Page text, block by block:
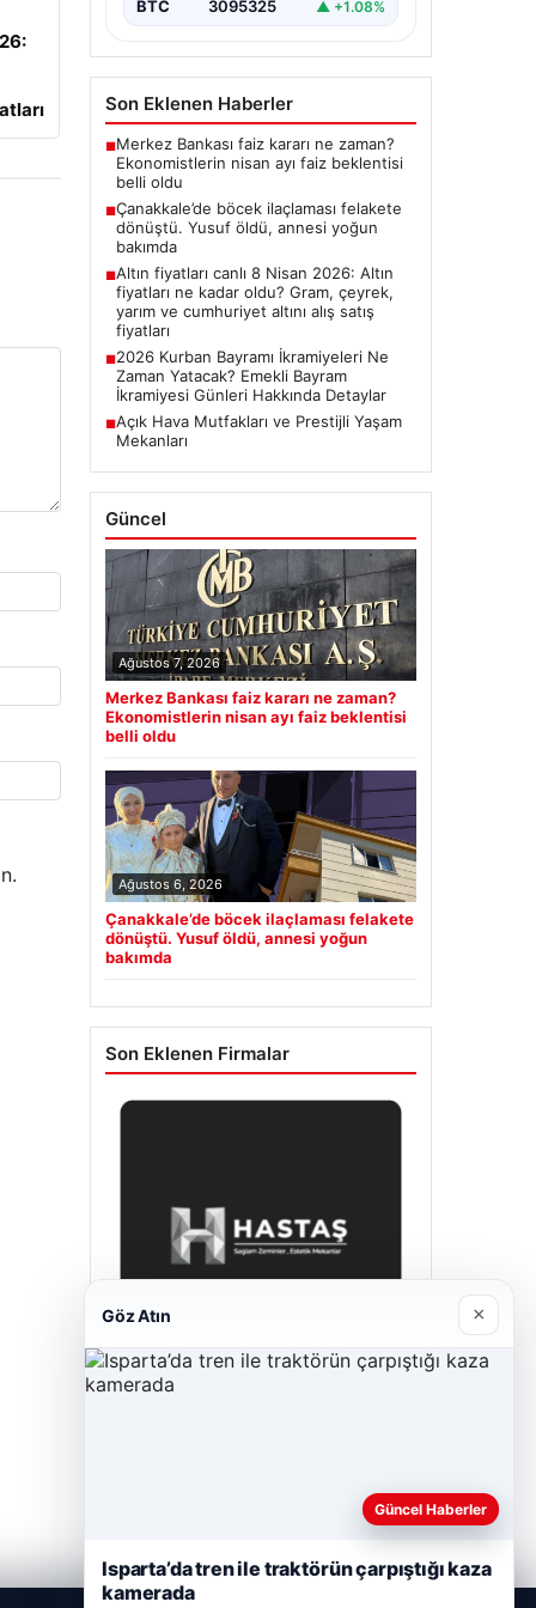
BTC 3095325 ▲ +1.08%
Son Eklenen Haberler
■Merkez Bankası faiz kararı ne zaman?
Ekonomistlerin nisan ayı faiz beklentisi
belli oldu
■Çanakkale’de böcek ilaçlaması felakete
dönüştü. Yusuf öldü, annesi yoğun
bakımda
■Altın fiyatları canlı 8 Nisan 2026: Altın
fiyatları ne kadar oldu? Gram, çeyrek,
yarım ve cumhuriyet altını alış satış
fiyatları
■2026 Kurban Bayramı İkramiyeleri Ne
Zaman Yatacak? Emekli Bayram
İkramiyesi Günleri Hakkında Detaylar
■Açık Hava Mutfakları ve Prestijli Yaşam
Mekanları
Güncel
Ağustos 7, 2026
Merkez Bankası faiz kararı ne zaman?
Ekonomistlerin nisan ayı faiz beklentisi
belli oldu
Ağustos 6, 2026
Çanakkale’de böcek ilaçlaması felakete
dönüştü. Yusuf öldü, annesi yoğun
bakımda
Son Eklenen Firmalar
Göz Atın ×
Güncel Haberler
Isparta’da tren ile traktörün çarpıştığı kaza
kamerada